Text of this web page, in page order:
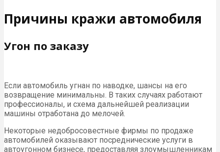
Причины кражи автомобиля
Угон по заказу
Если автомобиль угнан по наводке, шансы на его
возвращение минимальны. В таких случаях работают
профессионалы, и схема дальнейшей реализации
машины отработана до мелочей.
Некоторые недобросовестные фирмы по продаже
автомобилей оказывают посреднические услуги в
автоугонном бизнесе, предоставляя злоумышленникам